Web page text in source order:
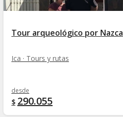
Tour arqueológico por Nazca
Ica · Tours y rutas
desde
$ 290.055